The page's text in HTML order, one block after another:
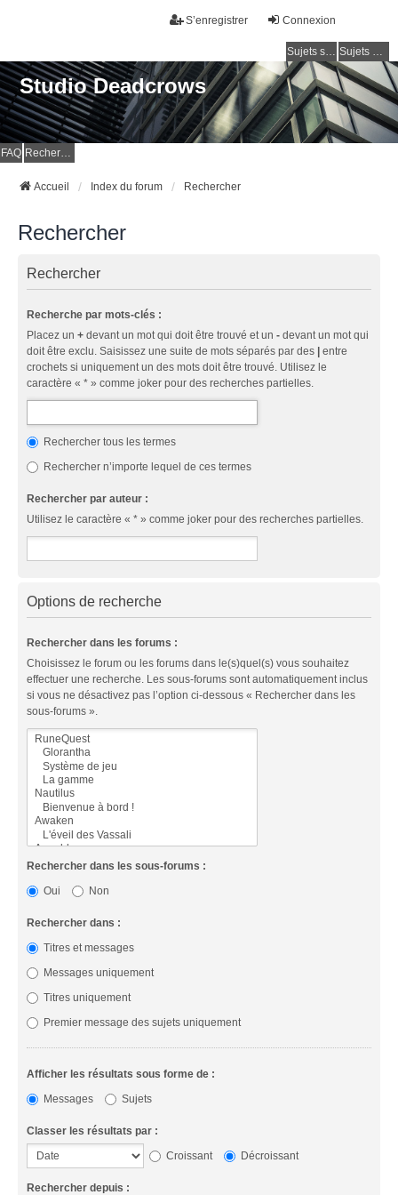
Connexion
S’enregistrer
Sujets sans réponse Sujets actifs
Studio Deadcrows
FAQ Rechercher
Accueil Index du forum Rechercher
Rechercher
Rechercher
Recherche par mots-clés :
Placez un + devant un mot qui doit être trouvé et un - devant un mot qui
doit être exclu. Saisissez une suite de mots séparés par des | entre
crochets si uniquement un des mots doit être trouvé. Utilisez le
caractère « * » comme joker pour des recherches partielles.
Rechercher tous les termes
Rechercher n’importe lequel de ces termes
Rechercher par auteur :
Utilisez le caractère « * » comme joker pour des recherches partielles.
Options de recherche
Rechercher dans les forums :
Choisissez le forum ou les forums dans le(s)quel(s) vous souhaitez
effectuer une recherche. Les sous-forums sont automatiquement inclus
si vous ne désactivez pas l’option ci-dessous « Rechercher dans les
sous-forums ».
Rechercher dans les sous-forums :
Oui
Non
Rechercher dans :
Titres et messages
Messages uniquement
Titres uniquement
Premier message des sujets uniquement
Afficher les résultats sous forme de :
Messages
Sujets
Classer les résultats par :
Croissant
Décroissant
Rechercher depuis :